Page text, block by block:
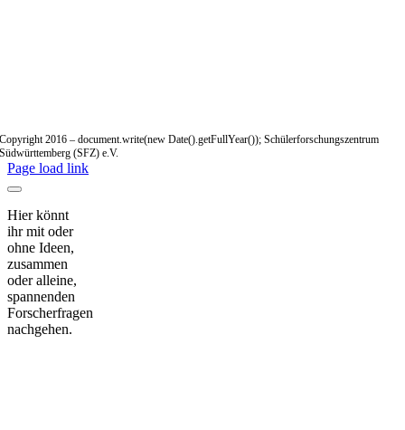
Copyright 2016 – document.write(new Date().getFullYear()); Schülerforschungszentrum
Südwürttemberg (SFZ) e.V.
Page load link
Hier könnt
ihr mit oder
ohne Ideen,
zusammen
oder alleine,
spannenden
Forscherfragen
nachgehen.